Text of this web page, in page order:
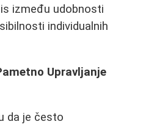
između udobnosti
individualnih
Upravljanje
da je često